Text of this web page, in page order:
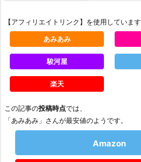
【アフィリエイトリンク】を使用しています
あみあみ
駿河屋
楽天
この記事の投稿時点では、
「あみあみ」さんが最安値のようです。
Amazon